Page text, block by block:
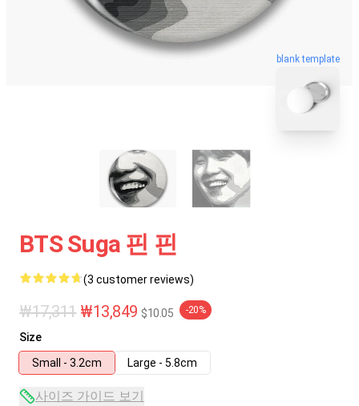
blank template
BTS Suga 핀 핀
(3 customer reviews)
₩17,311 ₩13,849 $10.05 -20%
Size
Small - 3.2cm
Large - 5.8cm
사이즈 가이드 보기